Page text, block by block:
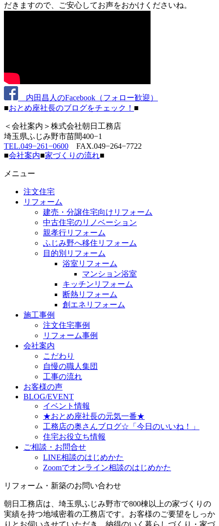
だきますので、ご安心してお声をおかけくださいね。
内田昌人のFacebook（フォロー歓迎）
■おとめ座社長のブログをチェック！ ■
＜会社案内＞株式会社朝日工務店
埼玉県ふじみ野市苗間400−1
TEL.049−261−0600 FAX.049−264−7722
■会社案内■家づくりの流れ■
メニュー
注文住宅
リフォーム
建売・分譲住宅向けリフォーム
中古住宅のリノベーション
親孝行リフォーム
ふじみ野へ移住リフォーム
目的別リフォーム
浴室リフォーム
マンション浴室
キッチンリフォーム
断熱リフォーム
創エネリフォーム
施工事例
注文住宅事例
リフォーム事例
会社案内
こだわり
自慢の職人集団
工事の流れ
お客様の声
BLOG/EVENT
イベント情報
★おとめ座社長の元気一番★
工務店の奥さんブログ☆「今日のいいね！」
住宅お役立ち情報
ご相談・お問合せ
LINE相談のはじめかた
Zoomでオンライン相談のはじめかた
リフォーム・新築のお問い合わせ
朝日工務店は、埼玉県ふじみ野市で800棟以上の家づくりの
実績を持つ地域密着の工務店です。お客様のご要望をしっか
りとお伺いさせていただき、納得のいく暮らしづくり・家づ